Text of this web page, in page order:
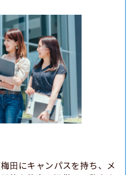
田にキャンパスを持ち、メ